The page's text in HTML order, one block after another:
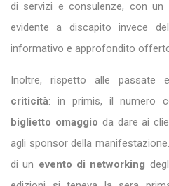
di servizi e consulenze, con
evidente a discapito invece
informativo e approfondito
Inoltre, rispetto alle passate
criticità: in primis, il numero
biglietto omaggio da dare ai
agli sponsor della
di un evento di networking